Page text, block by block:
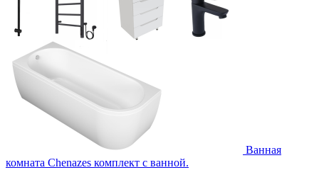
Ванная
комната Chenazes комплект с ванной.